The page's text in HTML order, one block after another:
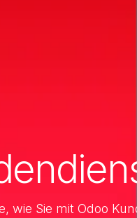
wie Sie mit Odoo